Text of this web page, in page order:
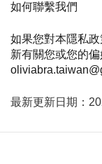
如何聯繫我們
如果您對本隱私
新有關您或您的
最新更新日期：